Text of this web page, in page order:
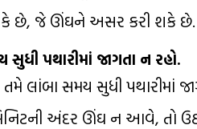
છે, જે ઊંઘને ​​અસર કરી શકે છે.
પથારીમાં જાગતા ન રહો.
લાંબા સમય સુધી પથારીમાં
અંદર ઊંઘ ન આવે, તો